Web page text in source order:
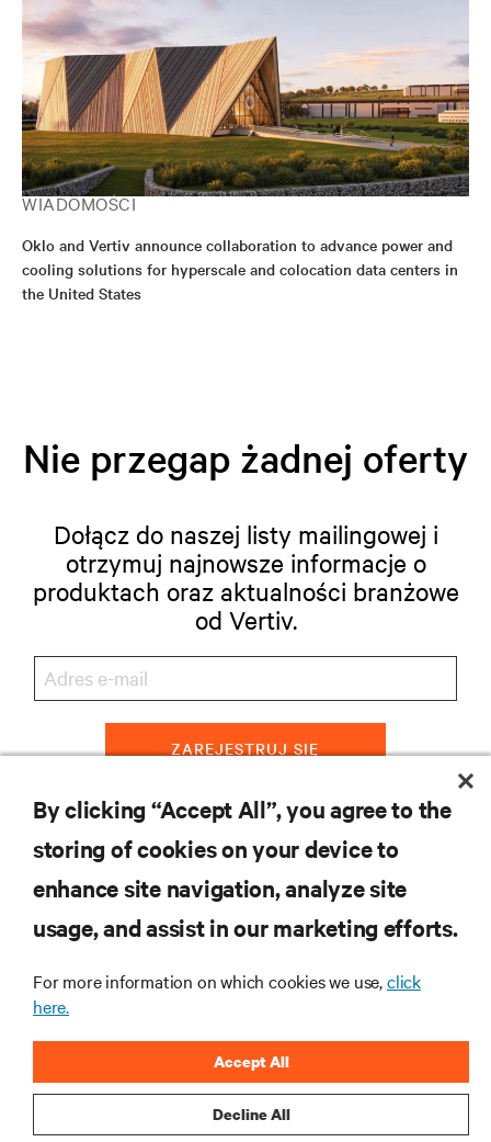
WIADOMOŚCI
Oklo and Vertiv announce collaboration to advance power and
cooling solutions for hyperscale and colocation data centers in
the United States
Nie przegap żadnej oferty
Dołącz do naszej listy mailingowej i
otrzymuj najnowsze informacje o
produktach oraz aktualności branżowe
od Vertiv.
ZAREJESTRUJ SIĘ
WSPARCIE
O NAS
DOŁĄCZ DO NAS
By clicking “Accept All”, you agree to the
storing of cookies on your device to
enhance site navigation, analyze site
usage, and assist in our marketing efforts.
For more information on which cookies we use,click
here.
Decline All
Accept All